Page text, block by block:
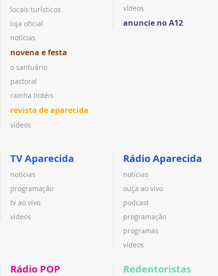
locais turísticos
loja oficial
notícias
novena e festa
o santuário
pastoral
rainha hotéis
revista de aparecida
vídeos
vídeos
anuncie no A12
TV Aparecida
notícias
programação
tv ao vivo
vídeos
Rádio Aparecida
notícias
ouça ao vivo
podcast
programação
programas
vídeos
Rádio POP Redentoristas